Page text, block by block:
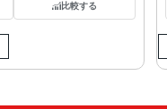
比較する